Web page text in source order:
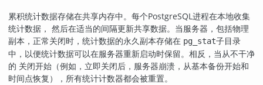
累积统计数据存储在共享内存中。每个PostgreSQL进程在本地收集
统计数据， 然后在适当的间隔更新共享数据。当服务器，包括物理
副本，正常关闭时，统计数据的永久副本存储在 pg_stat子目录
中，以便统计数据可以在服务器重新启动时保留。相反，当从不干净
的 关闭开始（例如，立即关闭后，服务器崩溃，从基本备份开始和
时间点恢复），所有统计计数器都会被重置。